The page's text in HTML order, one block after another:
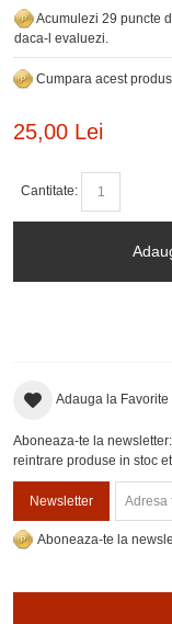
Acumulezi 29 puncte
daca-l evaluezi.
Cumpara acest
25,00 Lei
Cantitate:
Adauga la Favorite
Aboneaza-te la
reintrare produse in stoc
Newsletter
Aboneaza-te la